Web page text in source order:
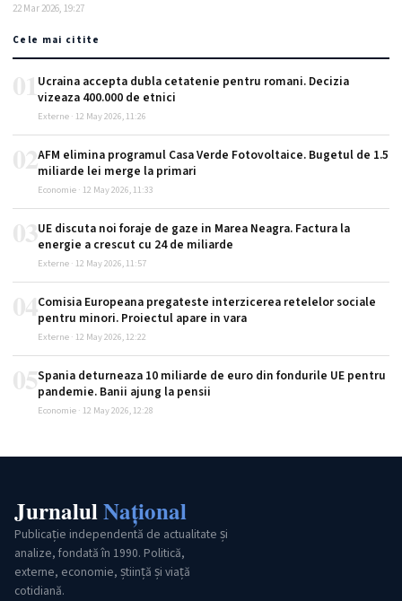
22 Mar 2026, 19:27
Cele mai citite
Ucraina accepta dubla cetatenie pentru romani. Decizia
vizeaza 400.000 de etnici
Externe · 12 May 2026, 11:26
AFM elimina programul Casa Verde Fotovoltaice. Bugetul de 1.5
miliarde lei merge la primari
Economie · 12 May 2026, 11:33
UE discuta noi foraje de gaze in Marea Neagra. Factura la
energie a crescut cu 24 de miliarde
Externe · 12 May 2026, 11:57
Comisia Europeana pregateste interzicerea retelelor sociale
pentru minori. Proiectul apare in vara
Externe · 12 May 2026, 12:22
Spania deturneaza 10 miliarde de euro din fondurile UE pentru
pandemie. Banii ajung la pensii
Economie · 12 May 2026, 12:28
JurnalulNațional
Publicație independentă de actualitate și
analize, fondată în 1990. Politică,
externe, economie, știință și viață
cotidiană.